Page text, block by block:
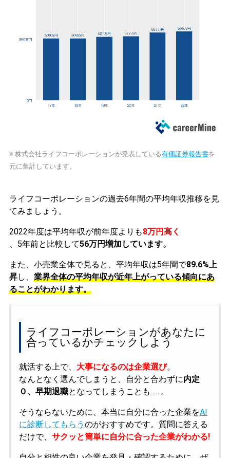
※ 株式会社ライフコーポレーションが発表している有価証券報告書を
元に集計しています。
ライフコーポレーションの過去6年間の平均年収推移を見
てみましょう。
2022年度は平均年収が前年度よりも8万円高く
、5年前と比較して56万円増加しています。
また、小売業全体で見ると、平均年収は5年間で89.6%上
昇し、 業界全体の平均年収が近年上がっている傾向にあ
ることがわかります。
ライフコーポレーションがあなたに
合っているかチェックしよう
就活する上で、 大事になるのは企業選び。
なんとなく選んでしまうと、自分と合わずに内定
０、早期退職となってしまうことも……。
そうならないために、本当に自分に合った企業をAI
に診断してもらう のがおすすめです。質問に答える
だけで、 サクッと簡単に自分に合った企業がわかる!